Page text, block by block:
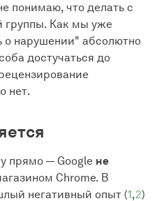
понимаю, что делать с
группы. Как мы уже
о нарушении" абсолютно
достучаться до
нет.
прямо — Google не
Chrome. В
негативный опыт (1,2)